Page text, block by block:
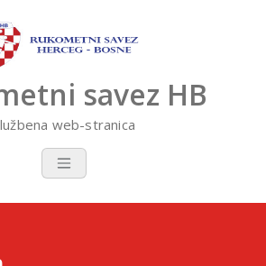
savez HB
web-stranica